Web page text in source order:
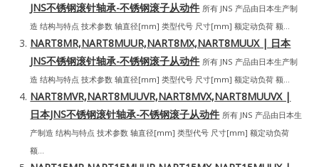
JNS不锈钢滚针轴承-不锈钢滚子从动件 所有 JNS 产品由日本生产制
造 结构与特点 技术参数 轴直径[mm] 类型代号 尺寸[mm] 额定动负荷 额...
NART8MR,NART8MUUR,NART8MX,NART8MUUX | 日本
JNS不锈钢滚针轴承-不锈钢滚子从动件 所有 JNS 产品由日本生产制
造 结构与特点 技术参数 轴直径[mm] 类型代号 尺寸[mm] 额定动负荷 额...
NART8MVR,NART8MUUVR,NART8MVX,NART8MUUVX |
日本JNS不锈钢滚针轴承-不锈钢滚子从动件 所有 JNS 产品由日本生
产制造 结构与特点 技术参数 轴直径[mm] 类型代号 尺寸[mm] 额定动负荷
额...